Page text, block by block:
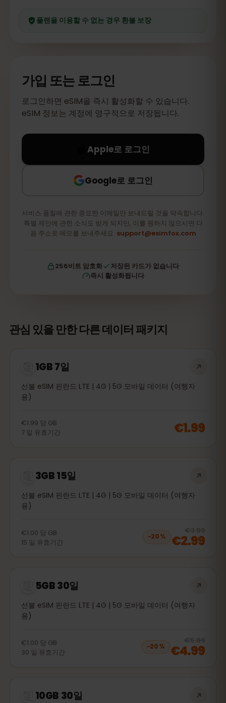
플랜을 이용할 수 없는 경우 환불 보장
가입 또는 로그인
로그인하면 eSIM을 즉시 활성화할 수 있습니다.
eSIM 정보는 계정에 영구적으로 저장됩니다.
Apple로 로그인
Google로 로그인
서비스 품질에 관한 중요한 이메일만 보내드릴 것을 약속합니다.
특별 제안에 관한 소식도 받게 되지만, 이를 원하지 않으시면 다
음 주소로 메모를 보내주세요: support@esimfox.com
256비트 암호화
저장된 카드가 없습니다
즉시 활성화됩니다
관심 있을 만한 다른 데이터 패키지
1GB 7일
선불 eSIM 핀란드 LTE | 4G | 5G 모바일 데이터 (여행자
용)
€1.99 당 GB
7 일 유효기간 €1.99
3GB 15일
선불 eSIM 핀란드 LTE | 4G | 5G 모바일 데이터 (여행자
용)
€1.00 당 GB
15 일 유효기간
−20%
€3.99
€2.99
5GB 30일
선불 eSIM 핀란드 LTE | 4G | 5G 모바일 데이터 (여행자
용)
€1.00 당 GB
30 일 유효기간
−20%
€5.99
€4.99
10GB 30일